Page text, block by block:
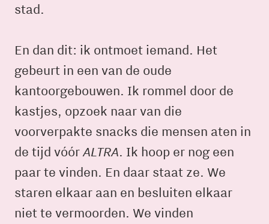
stad.
En dan dit: ik ontmoet iemand. Het
gebeurt in een van de oude
kantoorgebouwen. Ik rommel door de
kastjes, opzoek naar van die
voorverpakte snacks die mensen aten in
de tijd vóórALTRA. Ik hoop er nog een
paar te vinden. En daar staat ze. We
staren elkaar aan en besluiten elkaar
niet te vermoorden. We vinden